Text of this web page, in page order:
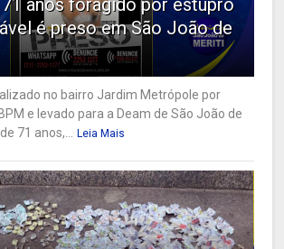
71 anos foragido por estupro
é preso em São João de
no bairro Jardim Metrópole por
e levado para a Deam de São João de
71 anos,... Leia Mais